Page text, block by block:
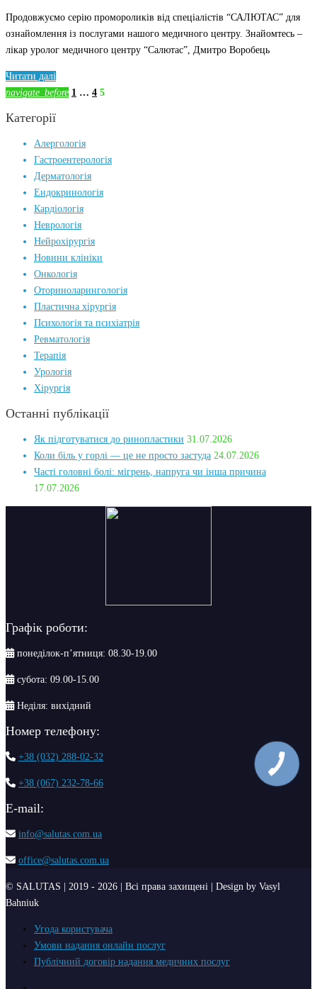
Продовжуємо серію промороликів від спеціалістів “САЛЮТАС” для
ознайомлення із послугами нашого медичного центру. Знайомтесь –
лікар уролог медичного центру “Салютас”, Дмитро Воробець
Читати далі
Навігація
navigate_before 1 … 4 5
Категорії
Алергологія
Гастроентерологія
Дерматологія
Ендокринологія
Кардіологія
Неврологія
Нейрохірургія
Новини клініки
Онкологія
Оториноларингологія
Пластична хірургія
Психологія та психіатрія
Ревматологія
Терапія
Урологія
Хірургія
Останні публікації
Як підготуватися до ринопластики 31.07.2026
Коли біль у горлі — це не просто застуда 24.07.2026
Часті головні болі: мігрень, напруга чи інша причина
17.07.2026
Графік роботи:
понеділок-п’ятниця: 08.30-19.00
субота: 09.00-15.00
Неділя: вихідний
Номер телефону:
+38 (032) 288-02-32
+38 (067) 232-78-66
Е-mail:
info@salutas.com.ua
office@salutas.com.ua
© SALUTAS | 2019 - 2026 | Всі права захищені | Design by Vasyl
Bahniuk
Угода користувача
Умови надання онлайн послуг
Публічний договір надання медичних послуг